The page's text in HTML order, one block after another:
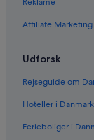
Biludlejning i
Biludlejning i London
Affiliate Marketing
Udforsk
Rejseguide om
Hoteller i Danmark
Ferieboliger i